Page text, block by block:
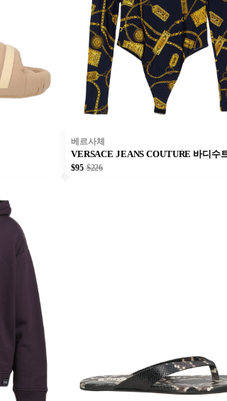
베르사체
VERSACE JEANS COUTURE 바디수
$95 $226